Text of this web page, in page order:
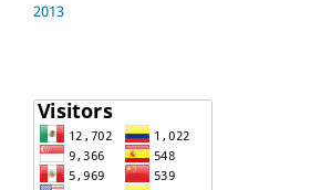
2013